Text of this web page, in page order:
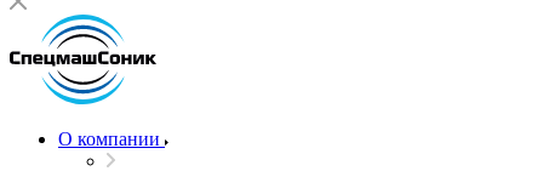
О компании